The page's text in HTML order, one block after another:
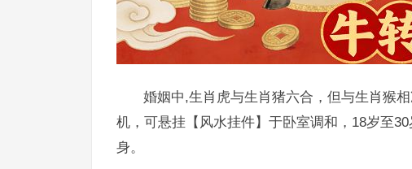
婚姻中,生肖虎与生肖猪六合，但与生肖猴
机，可悬挂【风水挂件】于卧室调和，18岁至
身。